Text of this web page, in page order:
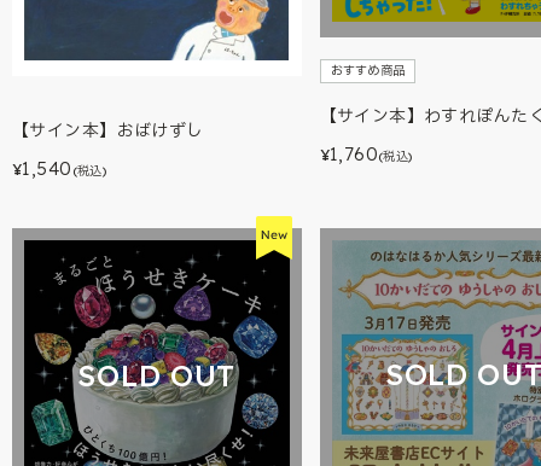
【サイン本】おばけずし
¥1,540 (税込)
おすすめ商品
【サイン本】わすれぽんた
¥1,760(税込)
SOLD OUT SOLD